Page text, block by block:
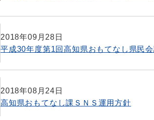
2018年09月28日
平成30年度第1回高知県おもてなし県民
2018年08月24日
高知県おもてなし課ＳＮＳ運用方針